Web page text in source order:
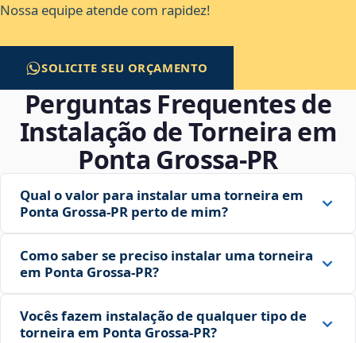
Nossa equipe atende com rapidez!
SOLICITE SEU ORÇAMENTO
Perguntas Frequentes de
Instalação de Torneira em
Ponta Grossa‑PR
Qual o valor para instalar uma torneira em
Ponta Grossa‑PR perto de mim?
Como saber se preciso instalar uma torneira
em Ponta Grossa‑PR?
Vocês fazem instalação de qualquer tipo de
torneira em Ponta Grossa‑PR?